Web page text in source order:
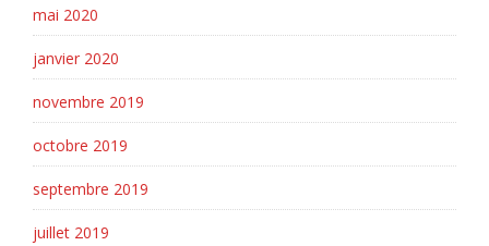
mai 2020
janvier 2020
novembre 2019
octobre 2019
septembre 2019
juillet 2019